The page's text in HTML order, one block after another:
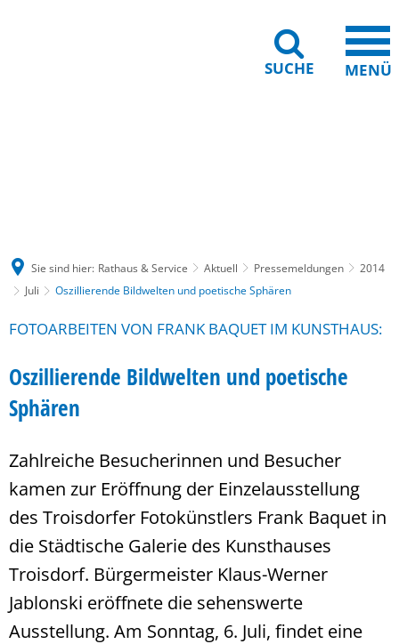
SUCHE MENÜ
Sie sind hier: Rathaus & Service Aktuell Pressemeldungen
2014
Juli
Oszillierende Bildwelten und poetische Sphären
FOTOARBEITEN VON FRANK BAQUET IM KUNSTHAUS:
Oszillierende Bildwelten und poetische
Sphären
Zahlreiche Besucherinnen und Besucher
kamen zur Eröffnung der Einzelausstellung
des Troisdorfer Fotokünstlers Frank Baquet in
die Städtische Galerie des Kunsthauses
Troisdorf. Bürgermeister Klaus-Werner
Jablonski eröffnete die sehenswerte
Ausstellung. Am Sonntag, 6. Juli, findet eine